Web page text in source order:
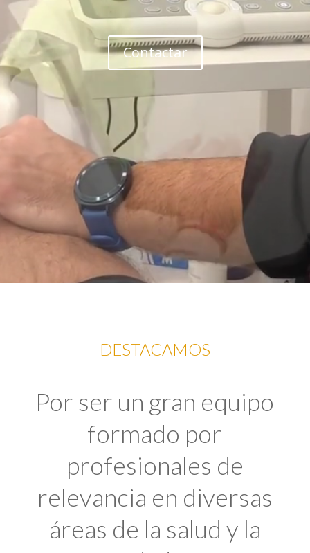
Contactar
DESTACAMOS
Por ser un gran equipo
formado por
profesionales de
relevancia en diversas
áreas de la salud y la